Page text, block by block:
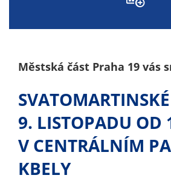
Městská část Praha 19 vás
9. LISTOPADU OD
V CENTRÁLNÍM
KBELY